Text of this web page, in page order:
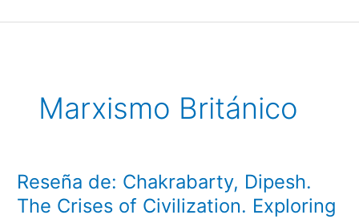
al
Marxismo Británico
Reseña de: Chakrabarty, Dipesh.
The Crises of Civilization. Exploring
Reseña
de:
Chakrabarty,